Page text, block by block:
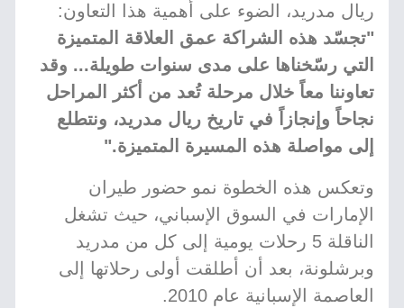
ريال مدريد، الضوء على أهمية هذا التعاون:
"تجسّد هذه الشراكة عمق العلاقة المتميزة
التي رسّخناها على مدى سنوات طويلة... وقد
تعاوننا معاً خلال مرحلة تُعد من أكثر المراحل
نجاحاً وإنجازاً في تاريخ ريال مدريد، ونتطلع
إلى مواصلة هذه المسيرة المتميزة."
وتعكس هذه الخطوة نمو حضور طيران
الإمارات في السوق الإسباني، حيث تشغل
الناقلة 5 رحلات يومية إلى كل من مدريد
وبرشلونة، بعد أن أطلقت أولى رحلاتها إلى
العاصمة الإسبانية عام 2010.